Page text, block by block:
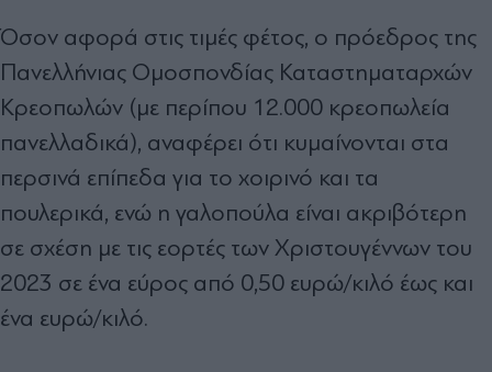
Όσον αφορά στις τιμές φέτος, ο πρόεδρος της
Πανελλήνιας Ομοσπονδίας Καταστηματαρχών
Κρεοπωλών (με περίπου 12.000 κρεοπωλεία
πανελλαδικά), αναφέρει ότι κυμαίνονται στα
περσινά επίπεδα για το χοιρινό και τα
πουλερικά, ενώ η γαλοπούλα είναι ακριβότερη
σε σχέση με τις εορτές των Χριστουγέννων του
2023 σε ένα εύρος από 0,50 ευρώ/κιλό έως και
ένα ευρώ/κιλό.